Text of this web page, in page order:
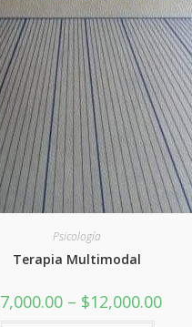
Psicología
Terapia Multimodal
7,000.00 – $12,000.00Rango
de